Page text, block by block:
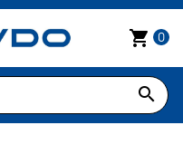
shopping_cart 0
search